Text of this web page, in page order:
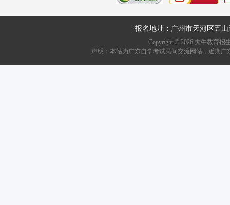
报名地址：广州市天河区五
Copyright © 2026大牛教育招
声明：本站为广东自学考试民间交流网站，近期